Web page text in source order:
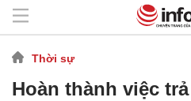
Thời sự
Hoàn thành việc